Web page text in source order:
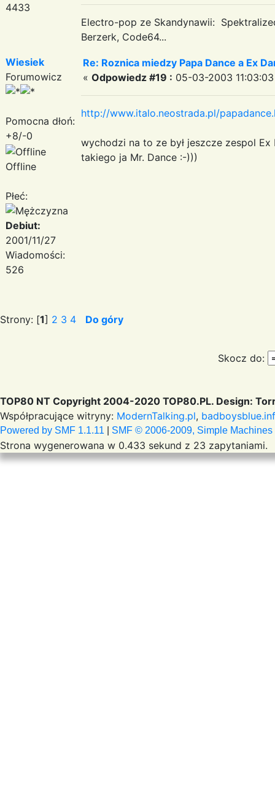
4433
Electro-pop ze Skandynawii:
Berzerk, Code64...
Wiesiek
Forumowicz
Pomocna dłoń:
+8/-0
Offline
Płeć:
Debiut:
2001/11/27
Wiadomości:
526
Re: Roznica miedzy Papa Dance a Ex
« Odpowiedz #19 : 05-03-2003
http://www.italo.neostrada.pl/
wychodzi na to ze był jeszcze zespol
takiego ja Mr. Dance :-)))
Strony: [1] 2 3 4 Do góry
Skocz do:
TOP80 NT Copyright 2004-2020 TOP80.PL. Design:
Współpracujące witryny: ModernTalking.pl,
Powered by SMF 1.1.11 SMF © 2006-2009, Simple Machines
Strona wygenerowana w 0.433 sekund z 23 zapytaniami.